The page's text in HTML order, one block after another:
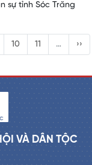
sự tỉnh Sóc Trăng
10 11 … ››
VÀ DÂN TỘC